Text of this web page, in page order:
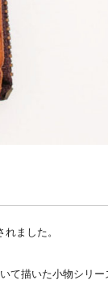
ました。
て描いた小物シリー